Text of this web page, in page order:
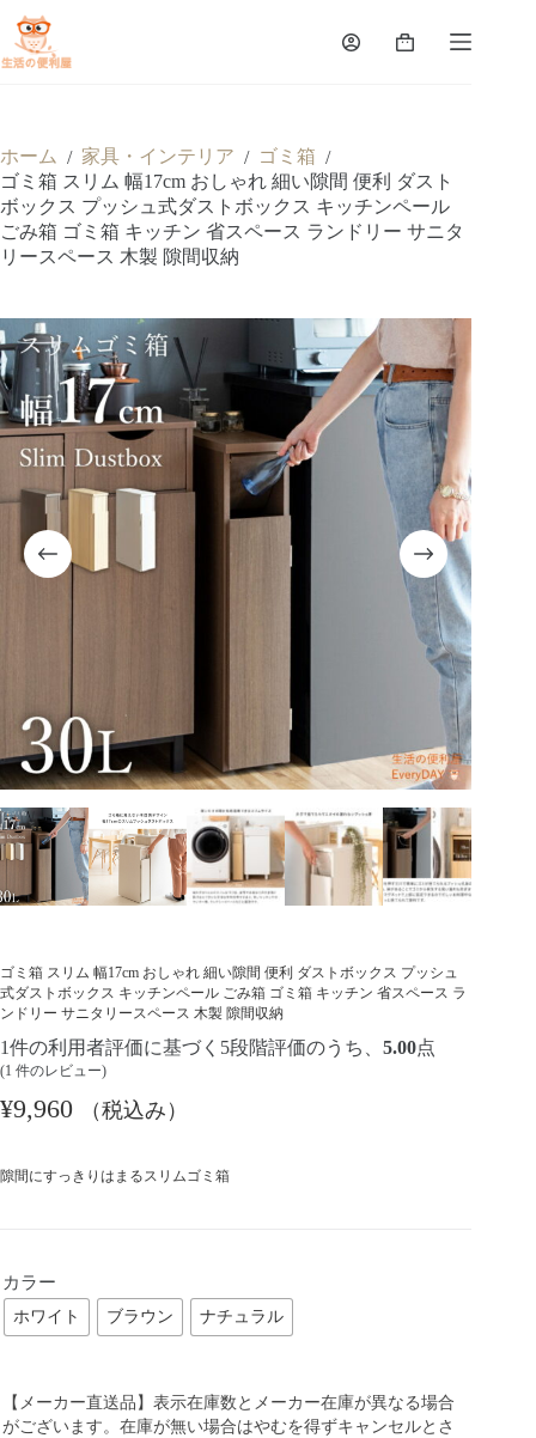
ホーム / 家具・インテリア / ゴミ箱 /
ゴミ箱 スリム 幅17cm おしゃれ 細い隙間 便利 ダスト
ボックス プッシュ式ダストボックス キッチンペール
ごみ箱 ゴミ箱 キッチン 省スペース ランドリー サニタ
リースペース 木製 隙間収納
ゴミ箱 スリム 幅17cm おしゃれ 細い隙間 便利 ダストボックス プッシュ
式ダストボックス キッチンペール ごみ箱 ゴミ箱 キッチン 省スペース ラ
ンドリー サニタリースペース 木製 隙間収納
1件の利用者評価に基づく5段階評価のうち、 5.00点
(1 件のレビュー)
¥9,960 （税込み）
隙間にすっきりはまるスリムゴミ箱
カラー
ホワイト ブラウン ナチュラル
【メーカー直送品】表示在庫数とメーカー在庫が異なる場合
がございます。在庫が無い場合はやむを得ずキャンセルとさ